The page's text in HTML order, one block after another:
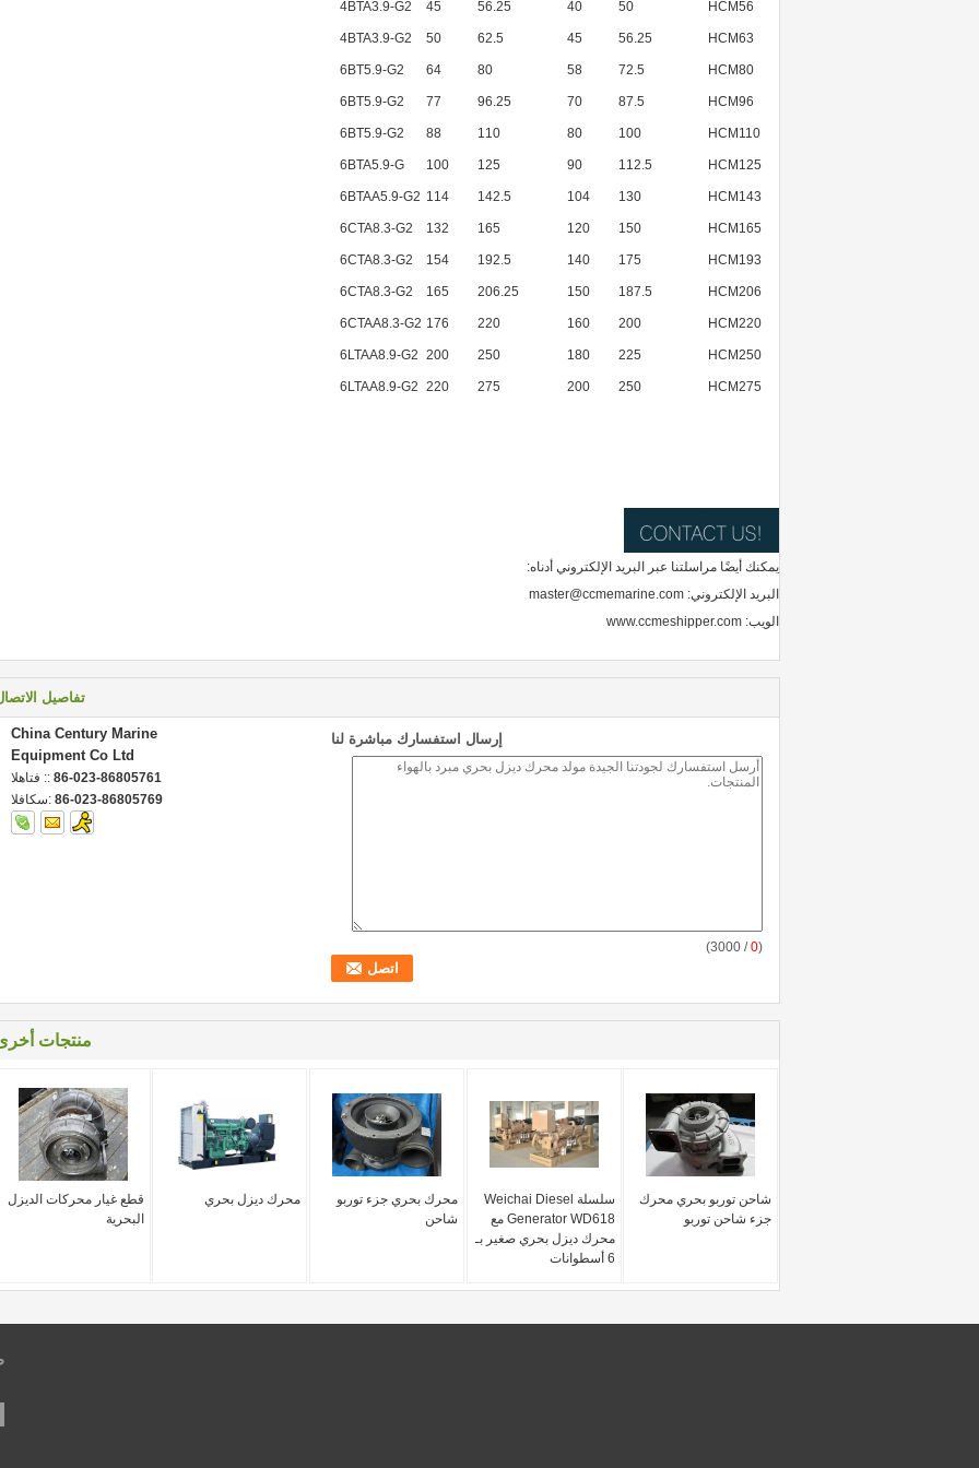
HCM56
50
40
56.25
45
4BTA3.9-G2
HCM63
56.25
45
62.5
50
4BTA3.9-G2
HCM80
72.5
58
80
64
6BT5.9-G2
HCM96
87.5
70
96.25
77
6BT5.9-G2
HCM110
100
80
110
88
6BT5.9-G2
HCM125
112.5
90
125
100
6BTA5.9-G
HCM143
130
104
142.5
114
6BTAA5.9-G2
HCM165
150
120
165
132
6CTA8.3-G2
HCM193
175
140
192.5
154
6CTA8.3-G2
HCM206
187.5
150
206.25
165
6CTA8.3-G2
HCM220
200
160
220
176
6CTAA8.3-G2
HCM250
225
180
250
200
6LTAA8.9-G2
HCM275
250
200
275
220
6LTAA8.9-G2
يمكنك أيضًا مراسلتنا عبر البريد الإلكتروني أدناه:
البريد الإلكتروني: master@ccmemarine.com
الويب: www.ccmeshipper.com
تفاصيل
China Century Marine
Equipment Co Ltd
الهاتف :: 86-023-86805761
الفاكس: 86-023-86805769
إرسال استفسارك مباشرة لنا
(
0
/ 3000)
منتجات
قطع غيار محركات الديزل
البحرية
محرك ديزل بحري
محرك بحري جزء توربو
شاحن
سلسلة Weichai Diesel
Generator WD618 مع
محرك ديزل بحري صغير بـ
6 أسطوانات
شاحن توربو بحري محرك
جزء شاحن توربو